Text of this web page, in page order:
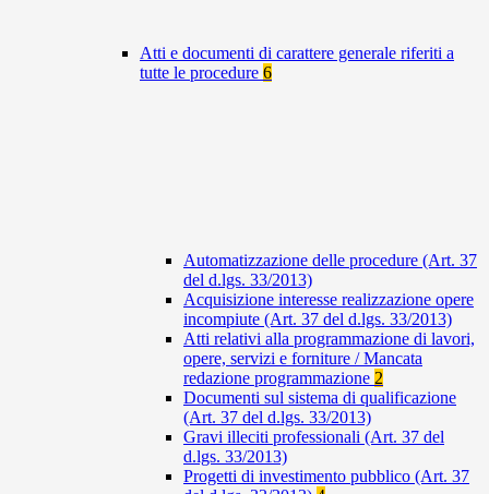
Atti e documenti di carattere generale riferiti a
tutte le procedure 6
Automatizzazione delle procedure (Art. 37
del d.lgs. 33/2013)
Acquisizione interesse realizzazione opere
incompiute (Art. 37 del d.lgs. 33/2013)
Atti relativi alla programmazione di lavori,
opere, servizi e forniture / Mancata
redazione programmazione 2
Documenti sul sistema di qualificazione
(Art. 37 del d.lgs. 33/2013)
Gravi illeciti professionali (Art. 37 del
d.lgs. 33/2013)
Progetti di investimento pubblico (Art. 37